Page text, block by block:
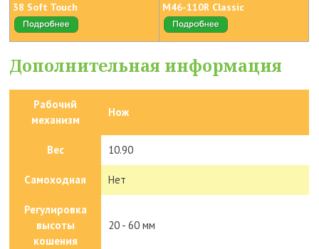
38 Soft Touch
M46-110R Classic
Дополнительная информация
Рабочий
механизм
Нож
Вес 10.90
Самоходная Нет
Регулировка
высоты
кошения
20 - 60 мм